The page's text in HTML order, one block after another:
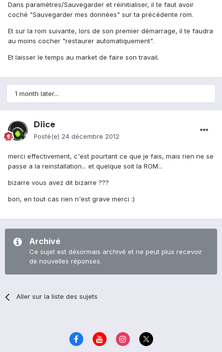
Dans paramètres/Sauvegarder et réinitialiser, il te faut avoir
coché "Sauvegarder mes données" sur ta précédente rom.
Et sur la rom suivante, lors de son premier démarrage, il te faudra
au moins cocher "restaurer automatiquement".
Et laisser le temps au market de faire son travail.
1 month later...
Diice
Posté(e) 24 décembre 2012
merci effectivement, c'est pourtant ce que je fais, mais rien ne se
passe a la reinstallation... et quelque soit la ROM...
bizarre vous avez dit bizarre ???
bon, en tout cas rien n'est grave merci :)
Archivé
Ce sujet est désormais archivé et ne peut plus recevoir
de nouvelles réponses.
Aller sur la liste des sujets